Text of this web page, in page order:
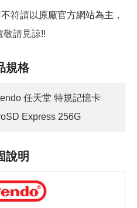
符請以原廠官方網站為主，
敬請見諒!!
規格
任天堂 特規記憶卡
Express 256G
說明